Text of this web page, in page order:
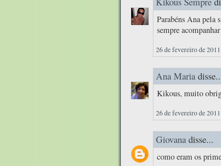
Parabéns Ana pela
sempre
26 de fevereiro de
Ana Maria
Kikous, muito
26 de fevereiro de
Giovana disse...
como eram os